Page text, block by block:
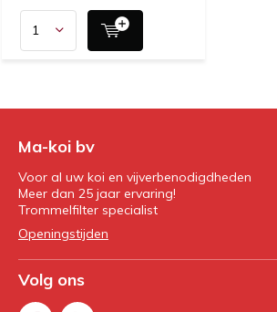
Ma-koi bv
Voor al uw koi en vijverbenodigdheden
Meer dan 25 jaar ervaring!
Trommelfilter specialist
Openingstijden
Volg ons